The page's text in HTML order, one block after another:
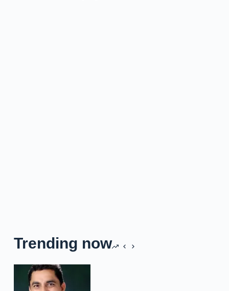
Trending now